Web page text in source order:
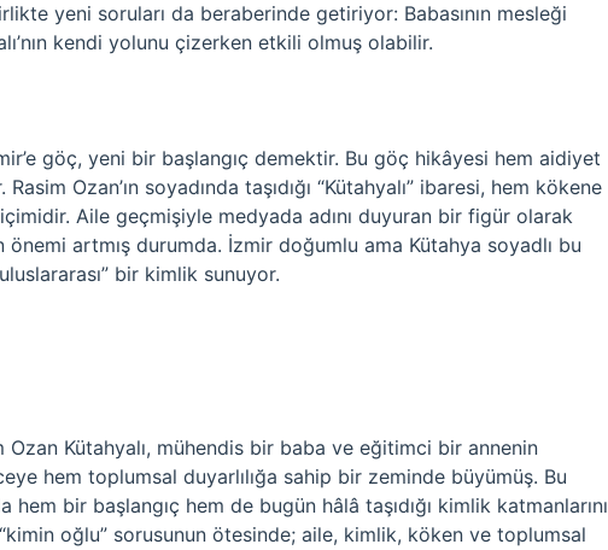
yeni soruları da beraberinde getiriyor: Babasının mesleği
kendi yolunu çizerken etkili olmuş olabilir.
göç, yeni bir başlangıç demektir. Bu göç hikâyesi hem aidiyet
Ozan’ın soyadında taşıdığı “Kütahyalı” ibaresi, hem kökene
Aile geçmişiyle medyada adını duyuran bir figür olarak
artmış durumda. İzmir doğumlu ama Kütahya soyadlı bu
bir kimlik sunuyor.
Ozan Kütahyalı, mühendis bir baba ve eğitimci bir annenin
hem toplumsal duyarlılığa sahip bir zeminde büyümüş. Bu
bir başlangıç hem de bugün hâlâ taşıdığı kimlik katmanlarını
oğlu” sorusunun ötesinde; aile, kimlik, köken ve toplumsal